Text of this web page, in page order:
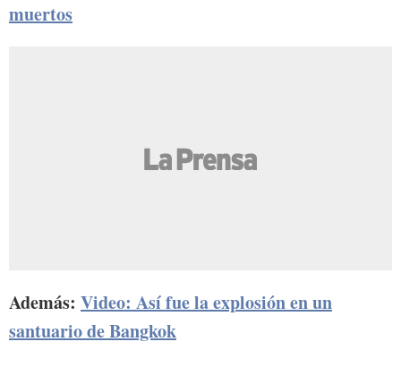
muertos
Además: Video: Así fue la explosión en un
santuario de Bangkok